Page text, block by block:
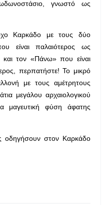
γνωστό ως
Καρκάδο με τους δύο
είναι παλαιότερος ως
και τον «Πάνω» που είναι
περπατήστε! Το μικρό
με τους αμέτρητους
μεγάλου αρχαιολογικού
μαγευτική φύση άφατης
οδηγήσουν στον Καρκάδο